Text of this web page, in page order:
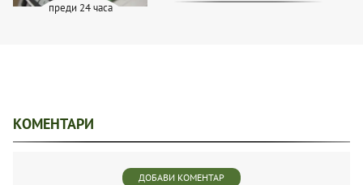
преди 24 часа
КОМЕНТАРИ
ДОБАВИ КОМЕНТАР